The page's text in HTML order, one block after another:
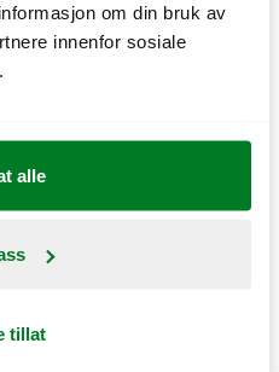
om din bruk av
innenfor sosiale
alle
tillat